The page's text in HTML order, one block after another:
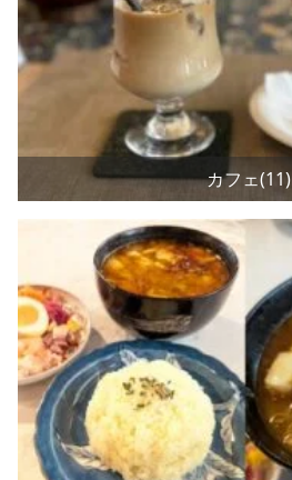
カフェ(11)